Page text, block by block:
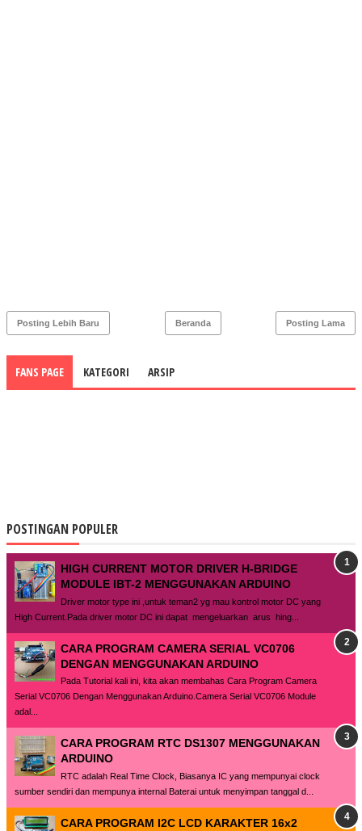
Posting Lebih Baru Posting Lama
Beranda
FANS PAGE KATEGORI ARSIP
POSTINGAN POPULER
HIGH CURRENT MOTOR DRIVER H-BRIDGE
MODULE IBT-2 MENGGUNAKAN ARDUINO
Driver motor type ini ,untuk teman2 yg mau kontrol motor DC yang
High Current.Pada driver motor DC ini dapat mengeluarkan arus hing...
CARA PROGRAM CAMERA SERIAL VC0706
DENGAN MENGGUNAKAN ARDUINO
Pada Tutorial kali ini, kita akan membahas Cara Program Camera
Serial VC0706 Dengan Menggunakan Arduino.Camera Serial VC0706 Module
adal...
CARA PROGRAM RTC DS1307 MENGGUNAKAN
ARDUINO
RTC adalah Real Time Clock, Biasanya IC yang mempunyai clock
sumber sendiri dan mempunya internal Baterai untuk menyimpan tanggal d...
CARA PROGRAM I2C LCD KARAKTER 16x2